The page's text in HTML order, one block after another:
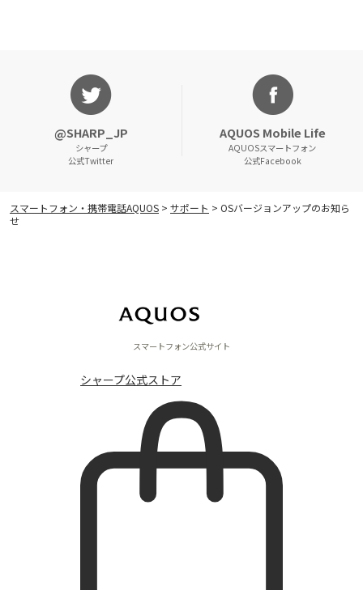
@SHARP_JP
シャープ
公式Twitter
AQUOS Mobile Life
AQUOSスマートフォン
公式Facebook
スマートフォン・携帯電話AQUOS > サポート > OSバージョンアップのお知ら
せ
スマートフォン公式サイト
シャープ公式ストア